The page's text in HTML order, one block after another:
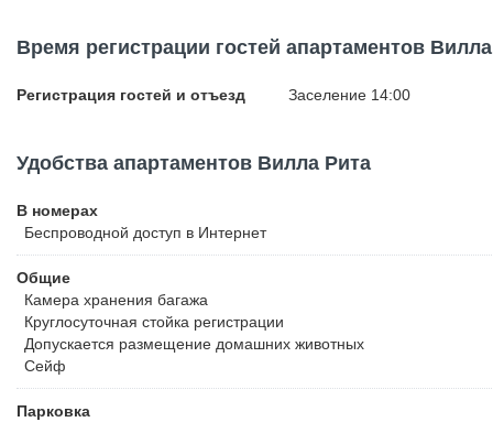
Время регистрации гостей апартаментов
Регистрация гостей и отъезд Заселение 14:00
Удобства апартаментов Вилла Рита
В номерах
Беспроводной доступ в Интернет
Общие
Камера хранения багажа
Круглосуточная стойка регистрации
Допускается размещение домашних животных
Сейф
Парковка